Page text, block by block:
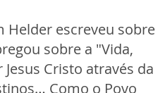
Helder escreveu sobre
sobre a "Vida,
Cristo através da
Como o Povo